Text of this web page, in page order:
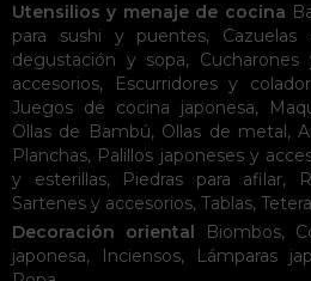
Utensilios y menaje de cocina
para sushi y puentes,
degustación y sopa, Cucharones
accesorios, Escurridores y
Juegos de cocina japonesa,
Ollas de Bambú, Ollas de metal,
Planchas, Palillos japoneses y
y esterillas, Piedras para afilar,
Sartenes y accesorios, Tablas,
Decoración oriental
Biombos,
japonesa, Inciensos, Lámparas